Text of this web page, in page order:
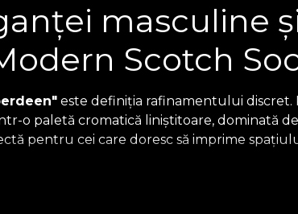
masculine
Scotch
este definiția rafinamentului discret.
o paletă cromatică liniștitoare, dominată
pentru cei care doresc să imprime